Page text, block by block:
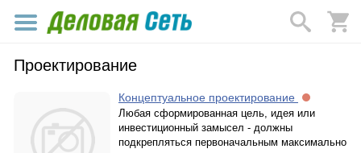
Проектирование
Концептуальное проектирование
Любая сформированная цель, идея или
инвестиционный замысел - должны
подкрепляться первоначальным максимально